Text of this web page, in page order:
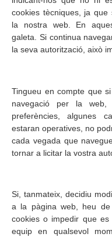
cookies tècniques, ja
la nostra web. En
galeta. Si continua
la seva autorització, això
Tingueu en compte que
navegació per la
preferències, algunes
estaran operatives, no
cada vegada que
tornar a licitar la vostra
Si, tanmateix, decidiu
a la pàgina web, heu
cookies o impedir que
equip en qualsevol